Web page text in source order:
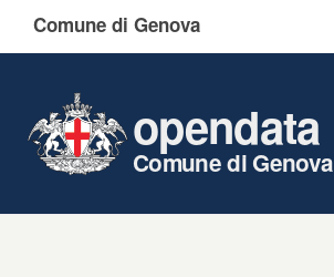
Comune di Genova
opendata
Comune di Genova